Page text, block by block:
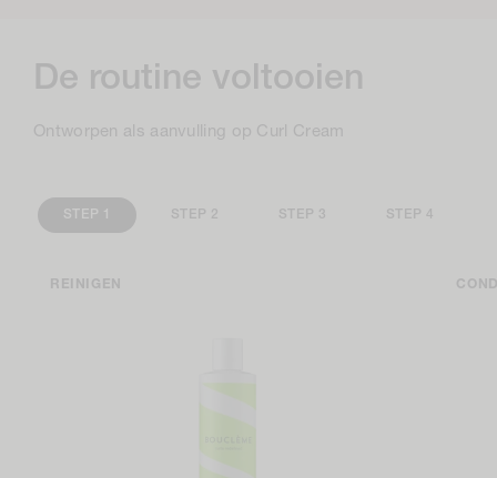
De routine voltooien
Ontworpen als aanvulling op Curl Cream
STEP 1 STEP 2 STEP 3 STEP 4
REINIGEN